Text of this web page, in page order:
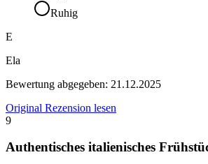
Ruhig
E
Ela
Bewertung abgegeben: 21.12.2025
Original Rezension lesen
9
Authentisches italienisches